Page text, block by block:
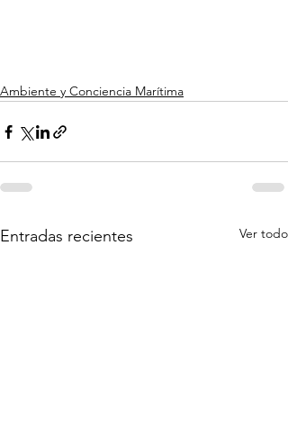
Ambiente y Conciencia Marítima
Entradas recientes Ver todo